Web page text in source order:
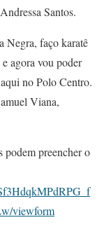
Santos.
Negra, faço karatê
agora vou poder
no Polo Centro.
Viana,
​​podem preencher o
viewform